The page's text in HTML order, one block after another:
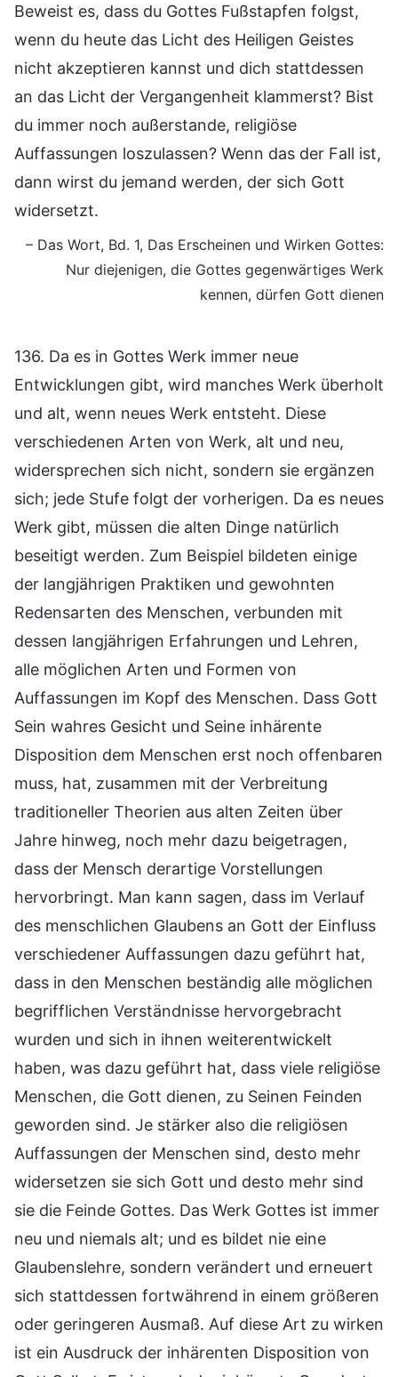
Beweist es, dass du Gottes Fußstapfen folgst,
wenn du heute das Licht des Heiligen Geistes
nicht akzeptieren kannst und dich stattdessen
an das Licht der Vergangenheit klammerst? Bist
du immer noch außerstande, religiöse
Auffassungen loszulassen? Wenn das der Fall ist,
dann wirst du jemand werden, der sich Gott
widersetzt.
– Das Wort, Bd. 1, Das Erscheinen und Wirken Gottes:
Nur diejenigen, die Gottes gegenwärtiges Werk
kennen, dürfen Gott dienen
136. Da es in Gottes Werk immer neue
Entwicklungen gibt, wird manches Werk überholt
und alt, wenn neues Werk entsteht. Diese
verschiedenen Arten von Werk, alt und neu,
widersprechen sich nicht, sondern sie ergänzen
sich; jede Stufe folgt der vorherigen. Da es neues
Werk gibt, müssen die alten Dinge natürlich
beseitigt werden. Zum Beispiel bildeten einige
der langjährigen Praktiken und gewohnten
Redensarten des Menschen, verbunden mit
dessen langjährigen Erfahrungen und Lehren,
alle möglichen Arten und Formen von
Auffassungen im Kopf des Menschen. Dass Gott
Sein wahres Gesicht und Seine inhärente
Disposition dem Menschen erst noch offenbaren
muss, hat, zusammen mit der Verbreitung
traditioneller Theorien aus alten Zeiten über
Jahre hinweg, noch mehr dazu beigetragen,
dass der Mensch derartige Vorstellungen
hervorbringt. Man kann sagen, dass im Verlauf
des menschlichen Glaubens an Gott der Einfluss
verschiedener Auffassungen dazu geführt hat,
dass in den Menschen beständig alle möglichen
begrifflichen Verständnisse hervorgebracht
wurden und sich in ihnen weiterentwickelt
haben, was dazu geführt hat, dass viele religiöse
Menschen, die Gott dienen, zu Seinen Feinden
geworden sind. Je stärker also die religiösen
Auffassungen der Menschen sind, desto mehr
widersetzen sie sich Gott und desto mehr sind
sie die Feinde Gottes. Das Werk Gottes ist immer
neu und niemals alt; und es bildet nie eine
Glaubenslehre, sondern verändert und erneuert
sich stattdessen fortwährend in einem größeren
oder geringeren Ausmaß. Auf diese Art zu wirken
ist ein Ausdruck der inhärenten Disposition von